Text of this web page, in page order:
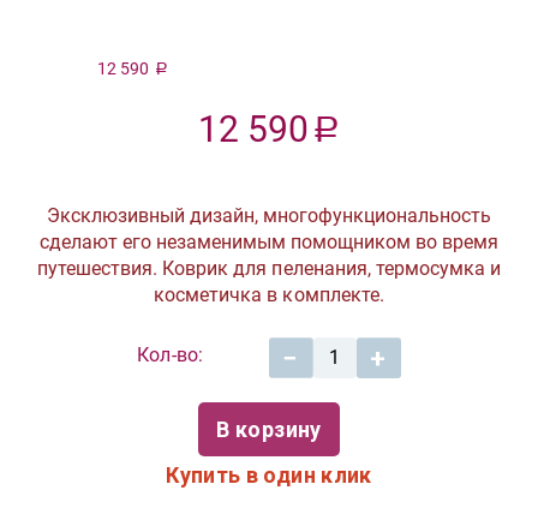
12 590 Р
12 590 Р
Эксклюзивный дизайн, многофункциональность
сделают его незаменимым помощником во время
путешествия. Коврик для пеленания, термосумка и
косметичка в комплекте.
Кол-во: +
−
В корзину
Купить в один клик